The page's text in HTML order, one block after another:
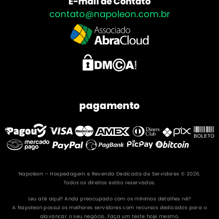
contato@napoleon.com.br
pagamento
Napoleon – Hospedagem e Revenda Dedicada de Servidores © 2026.
Todos os direitos estão reservados.
Leu até aqui? Anda preocupado com os mínimos detalhes né?
A Napoleon possuí os melhores servidores com recursos dedicados para o
alavancar o seu negócio. Faça um teste hoje mesmo.